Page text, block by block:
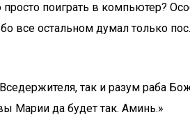
поиграть в компьютер?
все остальном думал только
так и разум раба
Марии да будет так. Аминь.»